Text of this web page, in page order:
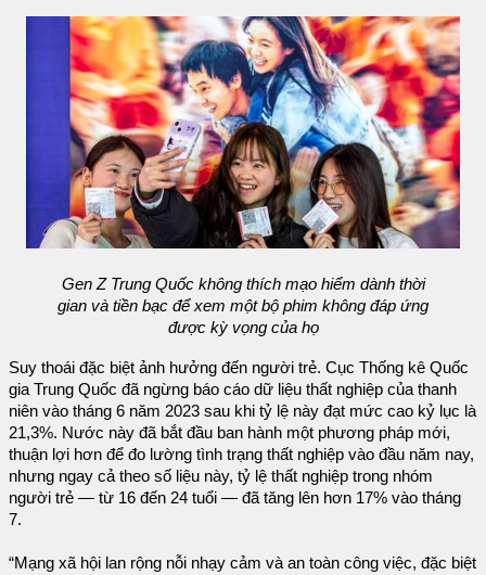
Gen Z Trung Quốc không thích mạo hiểm dành thời
gian và tiền bạc để xem một bộ phim không đáp ứng
được kỳ vọng của họ
Suy thoái đặc biệt ảnh hưởng đến người trẻ. Cục Thống kê Quốc
gia Trung Quốc đã ngừng báo cáo dữ liệu thất nghiệp của thanh
niên vào tháng 6 năm 2023 sau khi tỷ lệ này đạt mức cao kỷ lục là
21,3%. Nước này đã bắt đầu ban hành một phương pháp mới,
thuận lợi hơn để đo lường tình trạng thất nghiệp vào đầu năm nay,
nhưng ngay cả theo số liệu này, tỷ lệ thất nghiệp trong nhóm
người trẻ — từ 16 đến 24 tuổi — đã tăng lên hơn 17% vào tháng
7.
“Mạng xã hội lan rộng nỗi nhạy cảm và an toàn công việc, đặc biệt